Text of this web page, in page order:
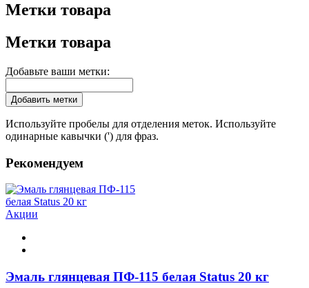
Метки товара
Метки товара
Добавьте ваши метки:
Добавить метки
Используйте пробелы для отделения меток. Используйте
одинарные кавычки (') для фраз.
Рекомендуем
Акции
Эмаль глянцевая ПФ-115 белая Status 20 кг